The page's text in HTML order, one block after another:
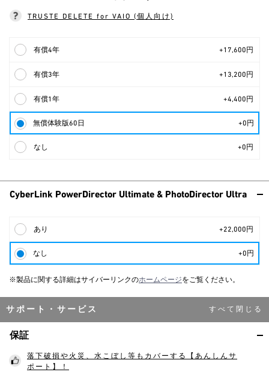
TRUSTE DELETE for VAIO (個人向け)
有償4年 +17,600円
有償3年 +13,200円
有償1年 +4,400円
無償体験版60日 +0円
なし +0円
CyberLink PowerDirector Ultimate & PhotoDirector Ultra
あり +22,000円
なし +0円
※製品に関する詳細はサイバーリンクのホームページをご覧ください。
サポート・サービス
保証
落下破損や火災、水こぼし等もカバーする【あんしんサ
ポート】！